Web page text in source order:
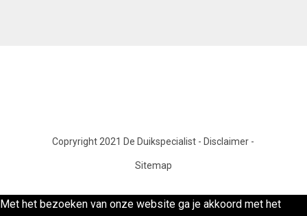
Copryright 2021 De Duikspecialist - Disclaimer -
Sitemap
Met het bezoeken van onze website ga je akkoord met het